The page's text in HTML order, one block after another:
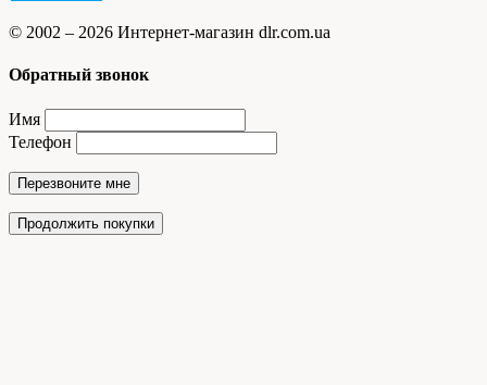
© 2002 – 2026 Интернет-магазин dlr.com.ua
Обратный звонок
Имя
Телефон
Перезвоните мне
Продолжить покупки